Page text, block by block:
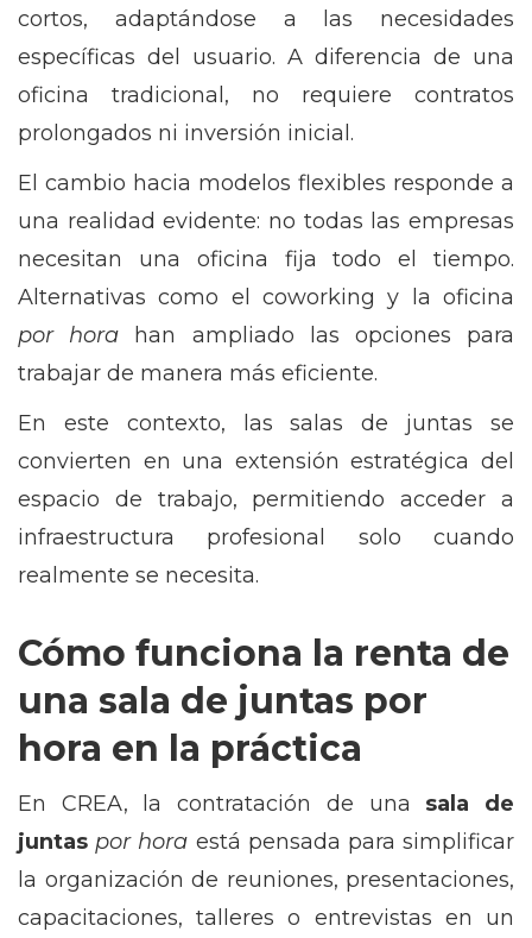
cortos, adaptándose a las necesidades
específicas del usuario. A diferencia de una
oficina tradicional, no requiere contratos
prolongados ni inversión inicial.
El cambio hacia modelos flexibles responde a
una realidad evidente: no todas las empresas
necesitan una oficina fija todo el tiempo.
Alternativas como el coworking y la oficina
por hora
han ampliado las opciones para
trabajar de manera más eficiente.
En este contexto, las salas de juntas se
convierten en una extensión estratégica del
espacio de trabajo, permitiendo acceder a
infraestructura profesional solo cuando
realmente se necesita.
Cómo funciona la renta de
una sala de juntas por
hora en la práctica
En CREA, la contratación de una sala de
juntas por hora está pensada para simplificar
la organización de reuniones, presentaciones,
capacitaciones, talleres o entrevistas en un